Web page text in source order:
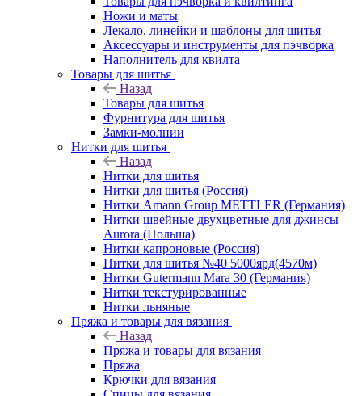
Ножи и маты
Лекало, линейки и шаблоны для шитья
Аксессуары и инструменты для пэчворка
Наполнитель для квилта
Товары для шитья
Назад
Товары для шитья
Фурнитура для шитья
Замки-молнии
Нитки для шитья
Назад
Нитки для шитья
Нитки для шитья (Россия)
Нитки Amann Group METTLER (Германия)
Нитки швейные двухцветные для джинсы
Aurora (Польша)
Нитки капроновые (Россия)
Нитки для шитья №40 5000ярд(4570м)
Нитки Gutermann Mara 30 (Германия)
Нитки текстурированные
Нитки льняные
Пряжа и товары для вязания
Назад
Пряжа и товары для вязания
Пряжа
Крючки для вязания